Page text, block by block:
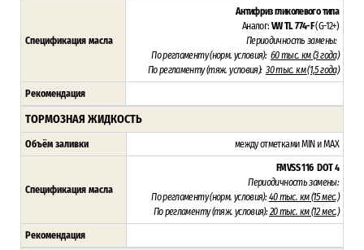
Спецификация масла
Антифриз гликолевого типа
Аналог: VW TL 774-F(G-12+)
Периодичность замены:
По регламенту (норм. условия): 60 тыс. км (3 года)
По регламенту (тяж. условия): 30 тыс. км (1,5 года)
Рекомендация
ТОРМОЗНАЯ ЖИДКОСТЬ
Объём заливки между отметками MIN и MAX
Спецификация масла
FMVSS 116 DOT 4
Периодичность замены:
По регламенту (норм. условия):40 тыс. км (15 мес.)
По регламенту (тяж. условия):20 тыс. км (12 мес.)
Рекомендация